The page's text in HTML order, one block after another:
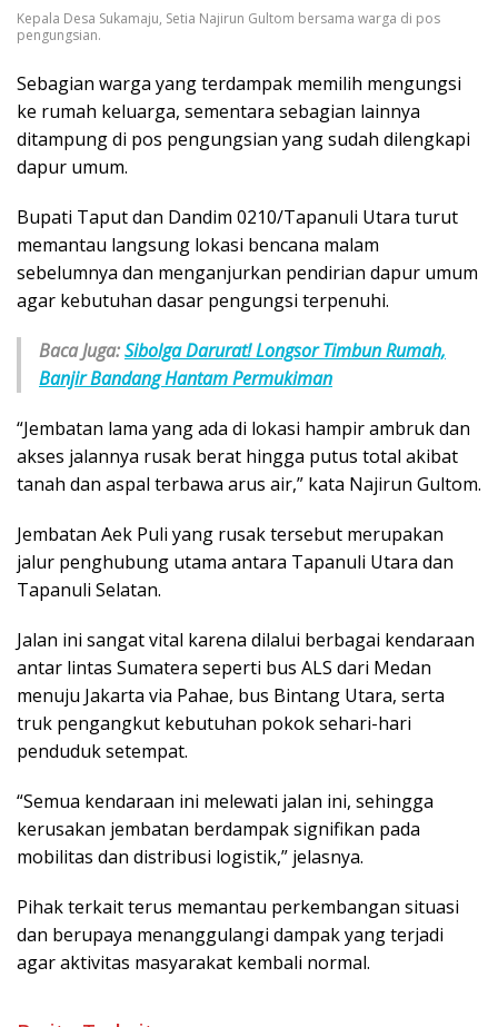
Kepala Desa Sukamaju, Setia Najirun Gultom bersama warga di pos
pengungsian.
Sebagian warga yang terdampak memilih mengungsi
ke rumah keluarga, sementara sebagian lainnya
ditampung di pos pengungsian yang sudah dilengkapi
dapur umum.
Bupati Taput dan Dandim 0210/Tapanuli Utara turut
memantau langsung lokasi bencana malam
sebelumnya dan menganjurkan pendirian dapur umum
agar kebutuhan dasar pengungsi terpenuhi.
Baca Juga:Sibolga Darurat! Longsor Timbun Rumah,
Banjir Bandang Hantam Permukiman
“Jembatan lama yang ada di lokasi hampir ambruk dan
akses jalannya rusak berat hingga putus total akibat
tanah dan aspal terbawa arus air,” kata Najirun Gultom.
Jembatan Aek Puli yang rusak tersebut merupakan
jalur penghubung utama antara Tapanuli Utara dan
Tapanuli Selatan.
Jalan ini sangat vital karena dilalui berbagai kendaraan
antar lintas Sumatera seperti bus ALS dari Medan
menuju Jakarta via Pahae, bus Bintang Utara, serta
truk pengangkut kebutuhan pokok sehari-hari
penduduk setempat.
“Semua kendaraan ini melewati jalan ini, sehingga
kerusakan jembatan berdampak signifikan pada
mobilitas dan distribusi logistik,” jelasnya.
Pihak terkait terus memantau perkembangan situasi
dan berupaya menanggulangi dampak yang terjadi
agar aktivitas masyarakat kembali normal.